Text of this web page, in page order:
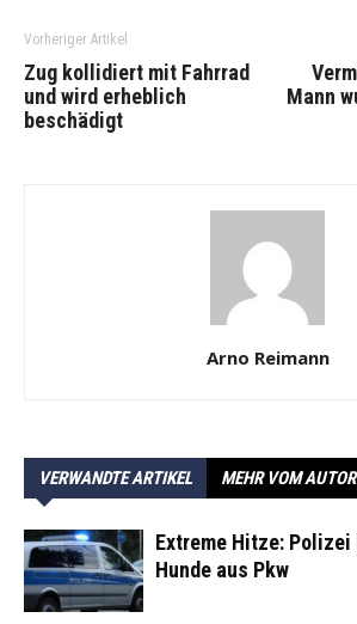
Vorheriger Artikel
Zug kollidiert mit Fahrrad
und wird erheblich
beschädigt
Mann
Arno Reimann
VERWANDTE ARTIKEL MEHR VOM AUTOR
Extreme Hitze:
Hunde aus Pkw